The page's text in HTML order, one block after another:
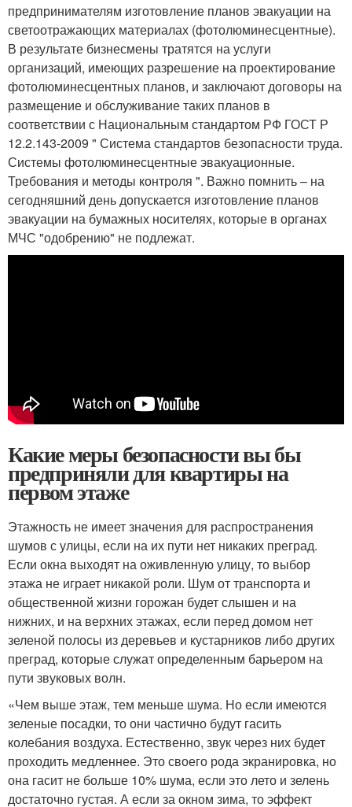
предпринимателям изготовление планов эвакуации на
светоотражающих материалах (фотолюминесцентные).
В результате бизнесмены тратятся на услуги
организаций, имеющих разрешение на проектирование
фотолюминесцентных планов, и заключают договоры на
размещение и обслуживание таких планов в
соответствии с Национальным стандартом РФ ГОСТ Р
12.2.143-2009 " Система стандартов безопасности труда.
Системы фотолюминесцентные эвакуационные.
Требования и методы контроля ". Важно помнить – на
сегодняшний день допускается изготовление планов
эвакуации на бумажных носителях, которые в органах
МЧС "одобрению" не подлежат.
Какие меры безопасности вы бы
предприняли для квартиры на
первом этаже
Этажность не имеет значения для распространения
шумов с улицы, если на их пути нет никаких преград.
Если окна выходят на оживленную улицу, то выбор
этажа не играет никакой роли. Шум от транспорта и
общественной жизни горожан будет слышен и на
нижних, и на верхних этажах, если перед домом нет
зеленой полосы из деревьев и кустарников либо других
преград, которые служат определенным барьером на
пути звуковых волн.
«Чем выше этаж, тем меньше шума. Но если имеются
зеленые посадки, то они частично будут гасить
колебания воздуха. Естественно, звук через них будет
проходить медленнее. Это своего рода экранировка, но
она гасит не больше 10% шума, если это лето и зелень
достаточно густая. А если за окном зима, то эффект